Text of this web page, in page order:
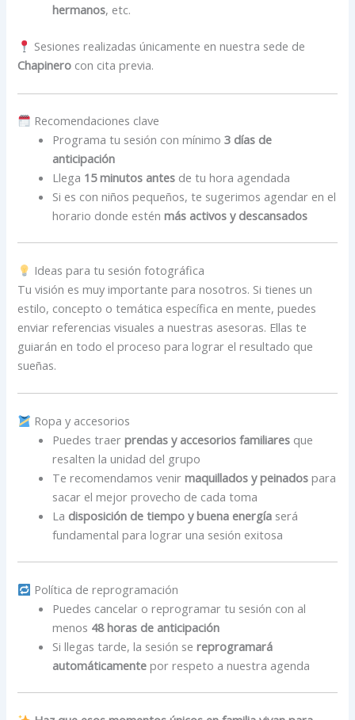
hermanos, etc.
Sesiones realizadas únicamente en nuestra sede de
Chapinero con cita previa.
Recomendaciones clave
Programa tu sesión con mínimo3 días de
anticipación
Llega 15 minutos antes de tu hora agendada
Si es con niños pequeños, te sugerimos agendar en el
horario donde esténmás activos y descansados
Ideas para tu sesión fotográfica
Tu visión es muy importante para nosotros. Si tienes un
estilo, concepto o temática específica en mente, puedes
enviar referencias visuales a nuestras asesoras. Ellas te
guiarán en todo el proceso para lograr el resultado que
sueñas.
Ropa y accesorios
Puedes traerprendas y accesorios familiares que
resalten la unidad del grupo
Te recomendamos venirmaquillados y peinados para
sacar el mejor provecho de cada toma
La disposición de tiempo y buena energía será
fundamental para lograr una sesión exitosa
Política de reprogramación
Puedes cancelar o reprogramar tu sesión con al
menos 48 horas de anticipación
Si llegas tarde, la sesión sereprogramará
automáticamente por respeto a nuestra agenda